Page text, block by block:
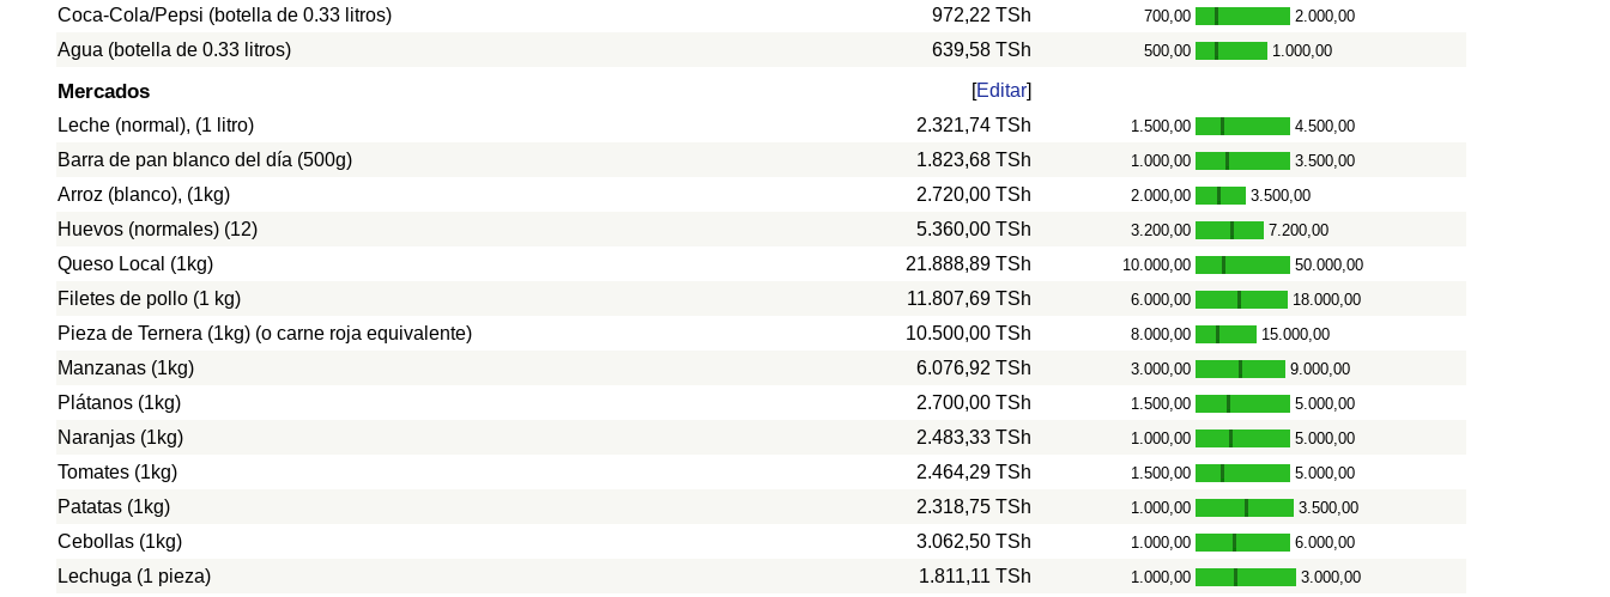
Coca-Cola/Pepsi (botella de 0.33 litros) 972,22 TSh 700,00 - 2.000,00
Agua (botella de 0.33 litros) 639,58 TSh 500,00 - 1.000,00
Mercados [Editar]
Leche (normal), (1 litro)
2.321,74 TSh 1.500,00 - 4.500,00
Barra de pan blanco del día (500g) 1.823,68 TSh 1.000,00 - 3.500,00
Arroz (blanco), (1kg) 2.720,00 TSh 2.000,00 - 3.500,00
Huevos (normales) (12) 5.360,00 TSh 3.200,00 - 7.200,00
Queso Local (1kg) 21.888,89 TSh 10.000,00 - 50.000,00
Filetes de pollo (1 kg) 11.807,69 TSh 6.000,00 - 18.000,00
Pieza de Ternera (1kg) (o carne roja equivalente) 10.500,00 TSh 8.000,00 - 15.000,00
Manzanas (1kg) 6.076,92 TSh 3.000,00 - 9.000,00
Plátanos (1kg) 2.700,00 TSh 1.500,00 - 5.000,00
Naranjas (1kg) 2.483,33 TSh 1.000,00 - 5.000,00
Tomates (1kg) 2.464,29 TSh 1.500,00 - 5.000,00
Patatas (1kg) 2.318,75 TSh 1.000,00 - 3.500,00
Cebollas (1kg) 3.062,50 TSh 1.000,00 - 6.000,00
Lechuga (1 pieza) 1.811,11 TSh 1.000,00 - 3.000,00